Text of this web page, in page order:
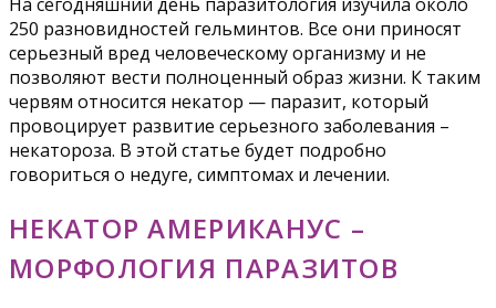
250 разновидностей гельминтов. Все они приносят
серьезный вред человеческому организму и не
позволяют вести полноценный образ жизни. К таким
червям относится некатор — паразит, который
провоцирует развитие серьезного заболевания –
некатороза. В этой статье будет подробно
говориться о недуге, симптомах и лечении.
НЕКАТОР АМЕРИКАНУС –
МОРФОЛОГИЯ ПАРАЗИТОВ